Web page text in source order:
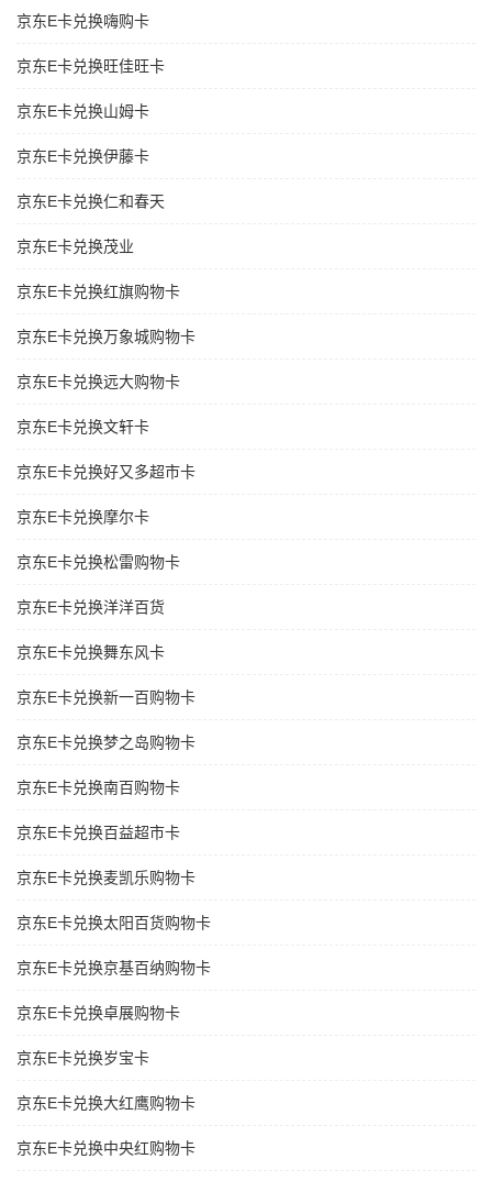
京东E卡兑换嗨购卡
京东E卡兑换旺佳旺卡
京东E卡兑换山姆卡
京东E卡兑换伊藤卡
京东E卡兑换仁和春天
京东E卡兑换茂业
京东E卡兑换红旗购物卡
京东E卡兑换万象城购物卡
京东E卡兑换远大购物卡
京东E卡兑换文轩卡
京东E卡兑换好又多超市卡
京东E卡兑换摩尔卡
京东E卡兑换松雷购物卡
京东E卡兑换洋洋百货
京东E卡兑换舞东风卡
京东E卡兑换新一百购物卡
京东E卡兑换梦之岛购物卡
京东E卡兑换南百购物卡
京东E卡兑换百益超市卡
京东E卡兑换麦凯乐购物卡
京东E卡兑换太阳百货购物卡
京东E卡兑换京基百纳购物卡
京东E卡兑换卓展购物卡
京东E卡兑换岁宝卡
京东E卡兑换大红鹰购物卡
京东E卡兑换中央红购物卡